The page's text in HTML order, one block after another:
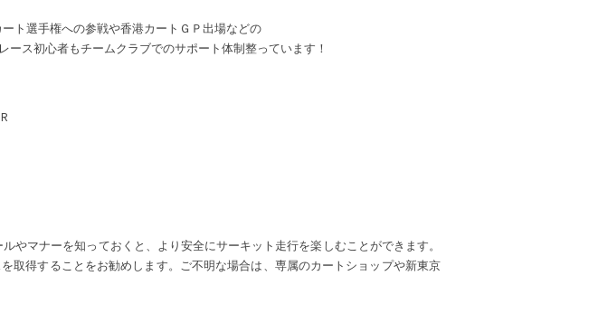
ート選手権への参戦や香港カートＧＰ出場などの
ス初心者もチームクラブでのサポート体制整っています！
マナーを知っておくと、より安全にサーキット走行を楽しむことができます。
取得することをお勧めします。ご不明な場合は、専属のカートショップや新東京